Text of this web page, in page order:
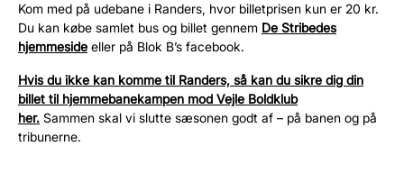
Kom med på udebane i Randers, hvor billetprisen kun er 20 kr.
Du kan købe samlet bus og billet gennem De Stribedes
hjemmeside eller på Blok B’s facebook.
Hvis du ikke kan komme til Randers, så kan du sikre dig din
billet til hjemmebanekampen mod Vejle Boldklub
her. Sammen skal vi slutte sæsonen godt af – på banen og på
tribunerne.